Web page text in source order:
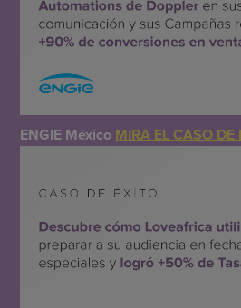
ENGIE México MIRA EL CASO DE